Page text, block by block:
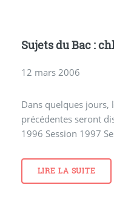
Sujets du Bac :
12 mars 2006
Dans quelques jours,
précédentes seront
1996 Session 1997
LIRE LA SUITE